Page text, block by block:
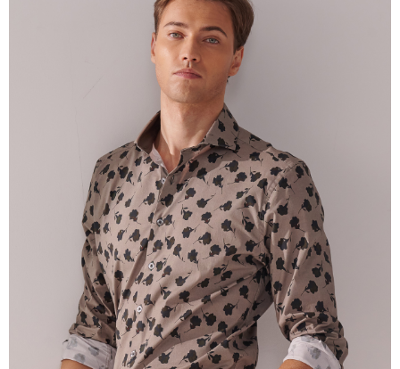
※ 請注意：結帳手續完成當下不需立刻繳費，但若您需要取消訂單，請聯絡
購買商品的店家。未經商家同意取消之訂單仍視為有效，需透過AFTEE先享
※ 交易是否成功請以「AFTEE先享後付 」之結帳頁面顯示為準，若有關於
是否繳費成功／繳費後需取消欲退款等相關疑問，請聯繫「AFTEE先享後付
https://netprotections.freshdesk.com/support/home
１．透過由恩沛科技股份有限公司提供之「AFTEE先享後付」服務完成之交
易，需依本服務之必要範圍內提供個人資料，並將交易相關給付款項請求債
權轉讓予恩沛科技股份有限公司。
２．關於個人資料處理事宜，請瀏覽以下網址：
https://aftee.tw/terms/#terms3
３．未成年的使用者請事先徵得法定代理人或監護人之同意方可使用
「AFTEE先享後付」，若未經同意申辦者引起之損失，本公司不負相關責
４．使用「AFTEE先享後付」時，將依據個別帳號之用戶狀況，依本公司即
時審查核予不同之上限額度；若仍有額度不足之情形，本公司將視審查結果
請求用戶進行身份認證。
５．嚴禁一人註冊多個帳號或使用他人資訊註冊。若發現惡意使用之情形，
恩沛科技股份有限公司將有權停止該用戶之使用額度並採取法律行動。